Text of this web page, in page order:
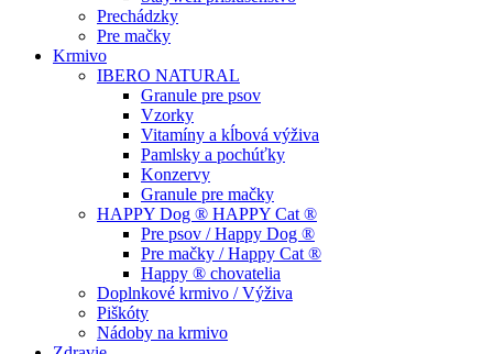
Prechádzky
Pre mačky
Krmivo
IBERO NATURAL
Granule pre psov
Vzorky
Vitamíny a kĺbová výživa
Pamlsky a pochúťky
Konzervy
Granule pre mačky
HAPPY Dog ® HAPPY Cat ®
Pre psov / Happy Dog ®
Pre mačky / Happy Cat ®
Happy ® chovatelia
Doplnkové krmivo / Výživa
Piškóty
Nádoby na krmivo